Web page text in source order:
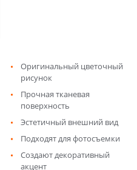
Оригинальный цветочный
рисунок
Прочная тканевая
поверхность
Эстетичный внешний вид
Подходят для фотосъемки
Создают декоративный
акцент